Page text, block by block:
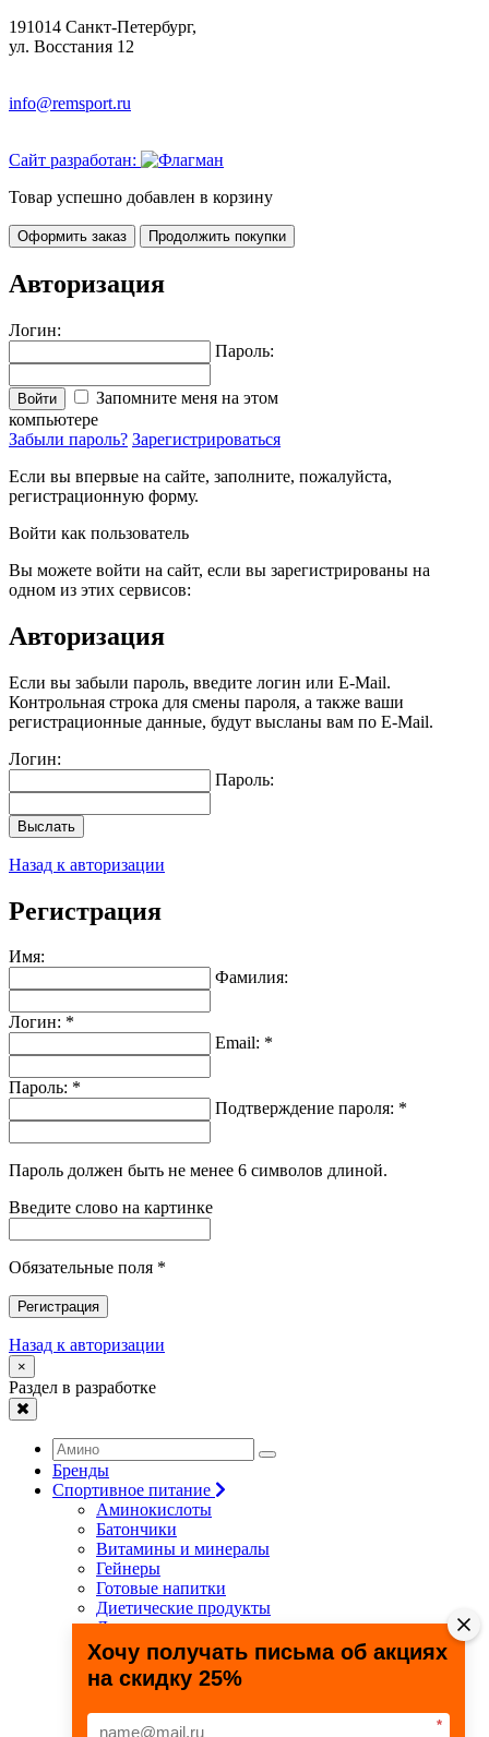
191014 Санкт-Петербург,
ул. Восстания 12
info@remsport.ru
Сайт разработан:
Товар успешно добавлен в корзину
Оформить заказ Продолжить покупки
Авторизация
Логин:
Пароль:
Войти
Запомните меня на этом
компьютере
Забыли пароль? Зарегистрироваться
Если вы впервые на сайте, заполните, пожалуйста,
регистрационную форму.
Войти как пользователь
Вы можете войти на сайт, если вы зарегистрированы на
одном из этих сервисов:
Авторизация
Если вы забыли пароль, введите логин или E-Mail.
Контрольная строка для смены пароля, а также ваши
регистрационные данные, будут высланы вам по E-Mail.
Логин:
Пароль:
Выслать
Назад к авторизации
Регистрация
Имя:
Фамилия:
Логин: *
Email: *
Пароль: *
Подтверждение пароля: *
Пароль должен быть не менее 6 символов длиной.
Введите слово на картинке
Обязательные поля *
Регистрация
Назад к авторизации
×
Раздел в разработке
Бренды
Спортивное питание
Аминокислоты
Батончики
Витамины и минералы
Гейнеры
Готовые напитки
Диетические продукты
Для связок и суставов
Жиросжигатели
Здоровье и долголетие
Креатин
Специальные препараты
Хочу получать письма об акциях
на скидку 25%
*